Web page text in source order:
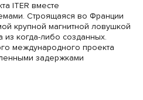
ITER вместе
Строящаяся во Франции
крупной магнитной ловушкой
из когда-либо созданных.
международного проекта
задержками